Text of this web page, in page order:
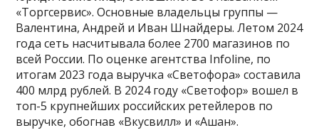
«Торгсервис». Основные владельцы группы —
Валентина, Андрей и Иван Шнайдеры. Летом 2024
года сеть насчитывала более 2700 магазинов по
всей России. По оценке агентства Infoline, по
итогам 2023 года выручка «Светофора» составила
400 млрд рублей. В 2024 году «Светофор» вошел в
топ-5 крупнейших российских ретейлеров по
выручке, обогнав «Вкусвилл» и «Ашан».